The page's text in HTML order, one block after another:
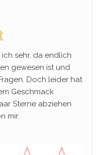
sehr, da endlich
gewesen ist und
Doch leider hat
Geschmack
Sterne abziehen
mir.